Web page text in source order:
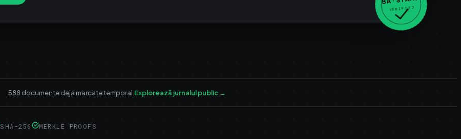
VERIFIED
588 documente deja marcate temporal.Explorează jurnalul public→
SHA-256 MERKLE PROOFS